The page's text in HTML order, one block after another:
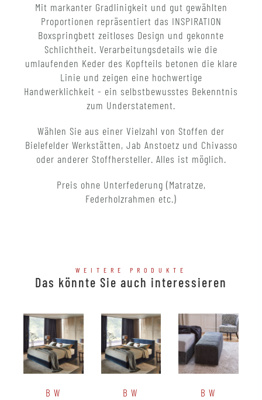
Mit markanter Gradlinigkeit und gut gewählten
Proportionen repräsentiert das INSPIRATION
Boxspringbett zeitloses Design und gekonnte
Schlichtheit. Verarbeitungsdetails wie die
umlaufenden Keder des Kopfteils betonen die klare
Linie und zeigen eine hochwertige
Handwerklichkeit - ein selbstbewusstes Bekenntnis
zum Understatement.
Wählen Sie aus einer Vielzahl von Stoffen der
Bielefelder Werkstätten, Jab Anstoetz und Chivasso
oder anderer Stoffhersteller. Alles ist möglich.
Preis ohne Unterfederung (Matratze,
Federholzrahmen etc.)
WEITERE PRODUKTE
Das könnte Sie auch interessieren
BW
BW
BW